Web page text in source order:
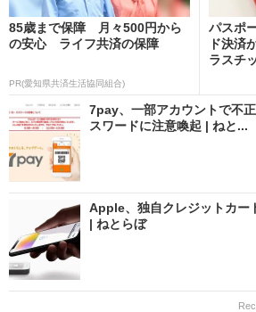
85歳まで保障 月々500円から
の安心 ライフ共済の保障
PR(愛知県共済生活協同組合)
パスポ
ド決済
ラスチ
7pay、一部アカウントで不
スワードに注意喚起 | ねと...
Apple、独自クレジットカ
| ねとらぼ